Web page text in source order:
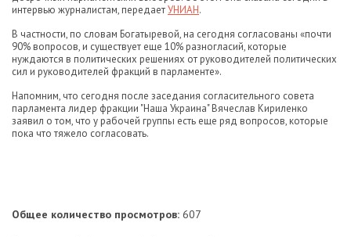
интервью журналистам, передаетУНИАН.
В частности, по словам Богатыревой, на сегодня согласованы «почти
90% вопросов, и существует еще 10% разногласий, которые
нуждаются в политических решениях от руководителей политических
сил и руководителей фракций в парламенте».
Напомним, что сегодня после заседания согласительного совета
парламента лидер фракции "Наша Украина" Вячеслав Кириленко
заявил о том, что у рабочей группы есть еще ряд вопросов, которые
пока что тяжело согласовать.
Общее количество просмотров: 607